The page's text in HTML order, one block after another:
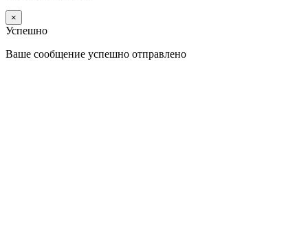
×
Успешно
Ваше сообщение успешно отправлено